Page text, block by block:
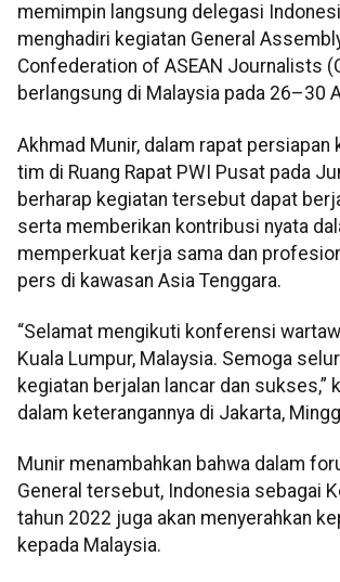
memimpin langsung delegasi
menghadiri kegiatan General
Confederation of ASEAN Journalists
berlangsung di Malaysia pada 26–30
Akhmad Munir, dalam rapat persiapan
tim di Ruang Rapat PWI Pusat pada
berharap kegiatan tersebut dapat
serta memberikan kontribusi nyata
memperkuat kerja sama dan
pers di kawasan Asia Tenggara.
“Selamat mengikuti konferensi
Kuala Lumpur, Malaysia. Semoga
kegiatan berjalan lancar dan sukses,”
dalam keterangannya di Jakarta,
Munir menambahkan bahwa dalam
General tersebut, Indonesia sebagai
tahun 2022 juga akan menyerahkan
kepada Malaysia.